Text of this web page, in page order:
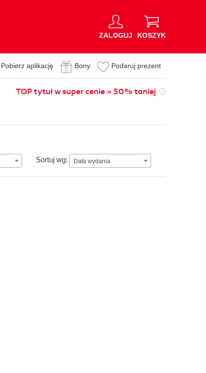
ZALOGUJ KOSZYK
Pobierz aplikację Bony Podaruj prezent
TOP tytuł w super cenie » 50% taniej
Sortuj wg: Data wydania
Data wydania